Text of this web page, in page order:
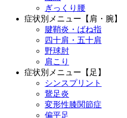
ぎっくり腰
症状別メニュー【肩・腕】
腱鞘炎・ばね指
四十肩・五十肩
野球肘
肩こり
症状別メニュー【足】
シンスプリント
鵞足炎
変形性膝関節症
偏平足